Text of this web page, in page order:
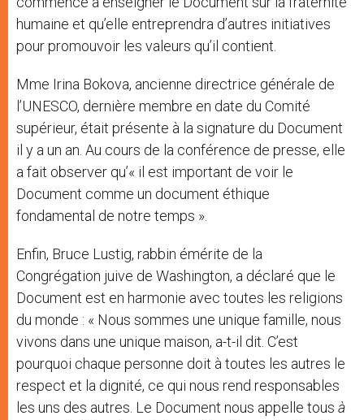
humaine et qu’elle entreprendra d’autres initiatives
pour promouvoir les valeurs qu’il contient.
Mme Irina Bokova, ancienne directrice générale de
l’UNESCO, dernière membre en date du Comité
supérieur, était présente à la signature du Document
il y a un an. Au cours de la conférence de presse, elle
a fait observer qu’« il est important de voir le
Document comme un document éthique
fondamental de notre temps ».
Enfin, Bruce Lustig, rabbin émérite de la
Congrégation juive de Washington, a déclaré que le
Document est en harmonie avec toutes les religions
du monde : « Nous sommes une unique famille, nous
vivons dans une unique maison, a-t-il dit. C’est
pourquoi chaque personne doit à toutes les autres le
respect et la dignité, ce qui nous rend responsables
les uns des autres. Le Document nous appelle tous à